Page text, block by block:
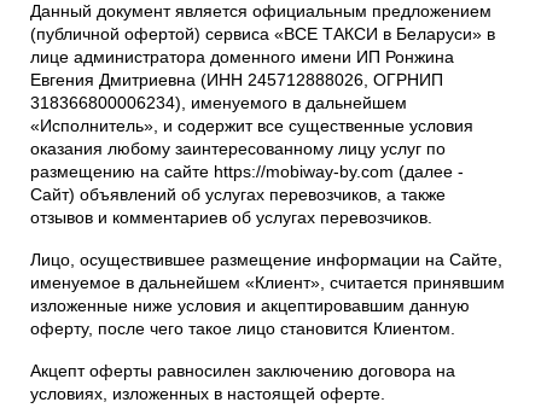
Данный документ является официальным предложением
(публичной офертой) сервиса «ВСЕ ТАКСИ в Беларуси» в
лице администратора доменного имени ИП Ронжина
Евгения Дмитриевна (ИНН 245712888026, ОГРНИП
318366800006234), именуемого в дальнейшем
«Исполнитель», и содержит все существенные условия
оказания любому заинтересованному лицу услуг по
размещению на сайте https://mobiway-by.com (далее -
Сайт) объявлений об услугах перевозчиков, а также
отзывов и комментариев об услугах перевозчиков.
Лицо, осуществившее размещение информации на Сайте,
именуемое в дальнейшем «Клиент», считается принявшим
изложенные ниже условия и акцептировавшим данную
оферту, после чего такое лицо становится Клиентом.
Акцепт оферты равносилен заключению договора на
условиях, изложенных в настоящей оферте.